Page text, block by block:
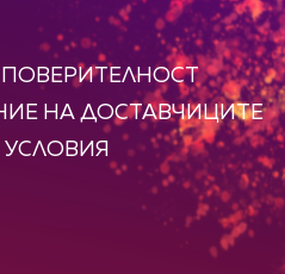
НА ДОСТАВЧИЦИТЕ